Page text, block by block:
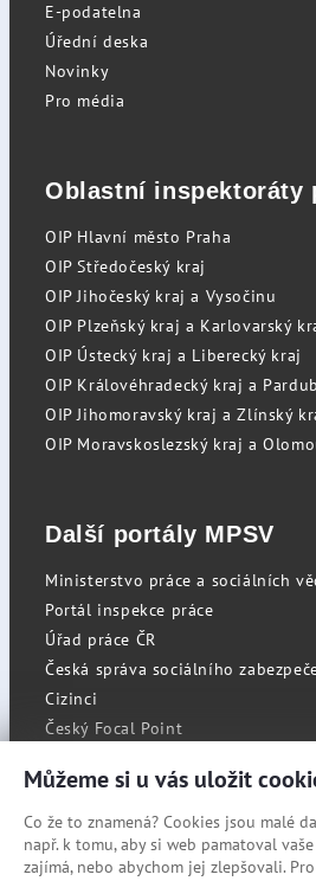
E-podatelna
Úřední deska
Novinky
Pro média
Oblastní inspektoráty
OIP Hlavní město Praha
OIP Středočeský kraj
OIP Jihočeský kraj a Vysočinu
OIP Plzeňský kraj a Karlovarský
OIP Ústecký kraj a Liberecký kraj
OIP Královéhradecký kraj a
OIP Jihomoravský kraj a Zlínský
OIP Moravskoslezský kraj a
Další portály MPSV
Ministerstvo práce a sociálních
Portál inspekce práce
Úřad práce ČR
Česká správa sociálního
Cizinci
Český Focal Point
RSS
Cookies
Můžeme si u vás uložit
Co že to znamená? Cookies jsou malé
např. k tomu, aby si web pamatoval
zajímá, nebo abychom jej zlepšovali.